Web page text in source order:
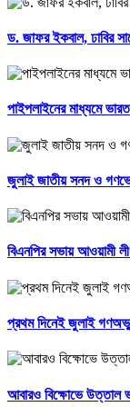
ড. জাফর ইকবাল, ঢাবির
পাইপলাইনের মাধ্যমে
জুলাই জাতীয় সনদ ও
বিএনপির সভায় আওয়ামী
প্রথম দিনেই জুলাই
আবারও বিক্ষোভে উত্তাল